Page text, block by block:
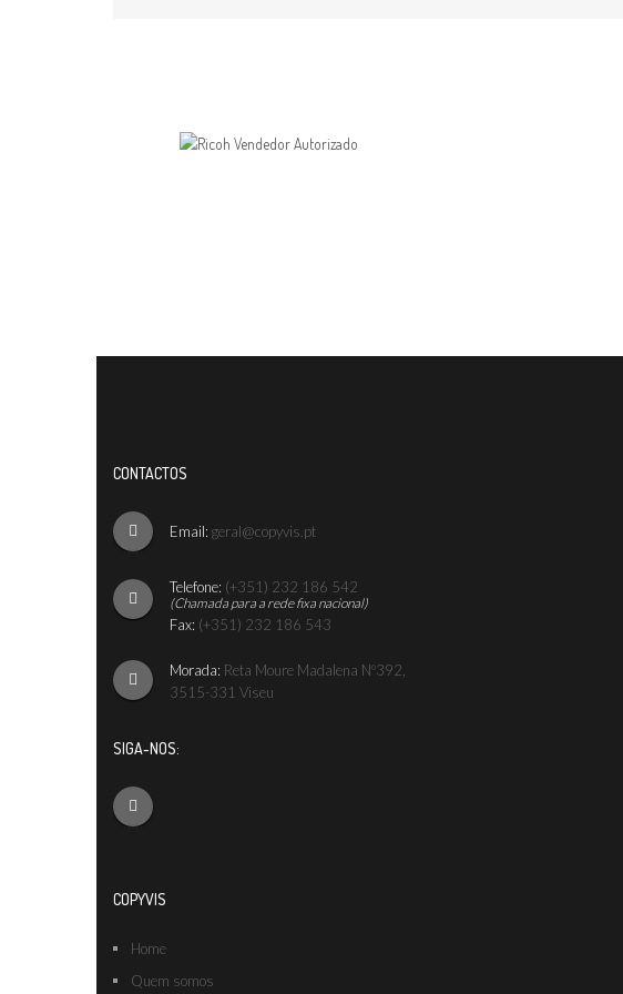
CONTACTOS
Email: geral@copyvis.pt
Telefone: (+351) 232 186 542
(Chamada para a rede fixa nacional)
Fax: (+351) 232 186 543
Morada: Reta Moure Madalena Nº392,
3515-331 Viseu
SIGA-NOS:
COPYVIS
Home
Quem somos